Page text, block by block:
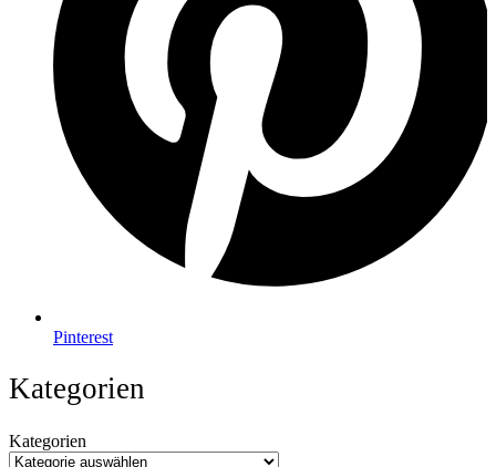
Pinterest
Kategorien
Kategorien